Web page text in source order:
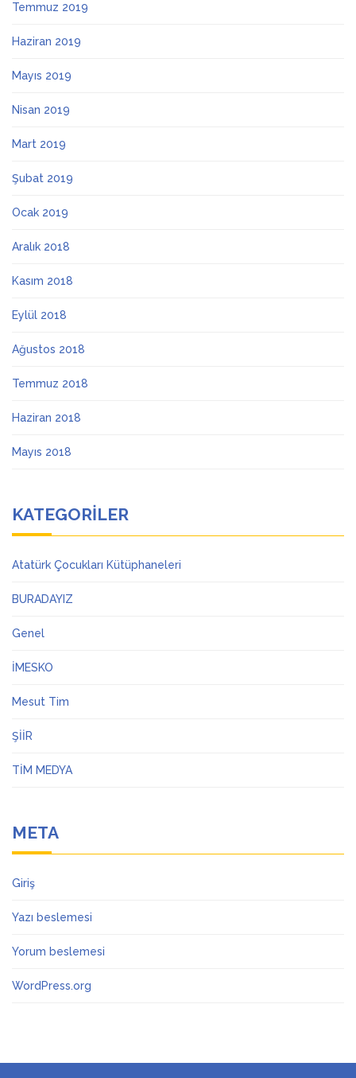
Temmuz 2019
Haziran 2019
Mayıs 2019
Nisan 2019
Mart 2019
Şubat 2019
Ocak 2019
Aralık 2018
Kasım 2018
Eylül 2018
Ağustos 2018
Temmuz 2018
Haziran 2018
Mayıs 2018
KATEGORILER
Atatürk Çocukları Kütüphaneleri
BURADAYIZ
Genel
İMESKO
Mesut Tim
ŞİİR
TİM MEDYA
META
Giriş
Yazı beslemesi
Yorum beslemesi
WordPress.org